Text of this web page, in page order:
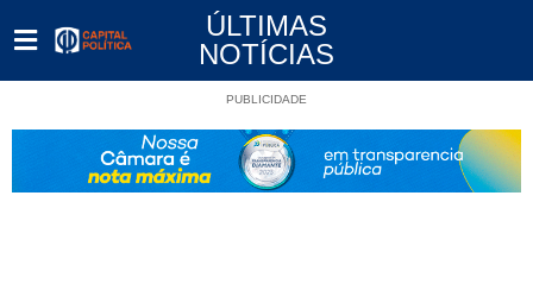
ÚLTIMAS
NOTÍCIAS
PUBLICIDADE